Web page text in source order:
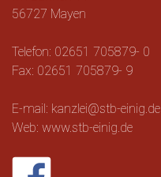
56727 Mayen
Telefon: 02651 705879- 0
Fax: 02651 705879- 9
E-mail: kanzlei@stb-einig.de
Web: www.stb-einig.de